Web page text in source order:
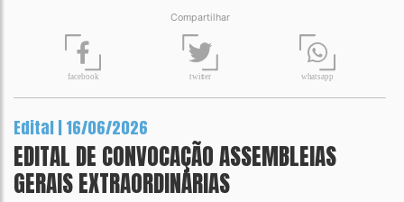
Compartilhar
facebook twitter whatsapp
Edital | 16/06/2026
EDITAL DE CONVOCAÇÃO ASSEMBLEIAS
GERAIS EXTRAORDINÁRIAS